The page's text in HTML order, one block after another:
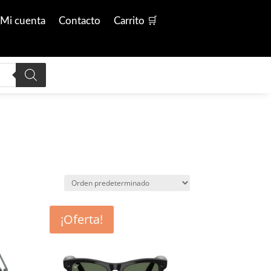
Mi cuenta Contacto Carrito 🛒
¡Oferta!